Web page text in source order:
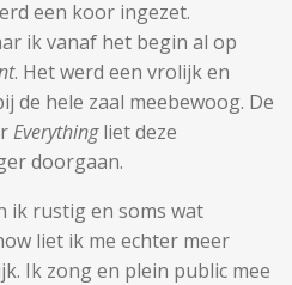
een koor ingezet.
ik vanaf het begin al op
. Het werd een vrolijk en
de hele zaal meebewoog. De
Everythingliet deze
doorgaan.
ik rustig en soms wat
liet ik me echter meer
Ik zong en plein public mee